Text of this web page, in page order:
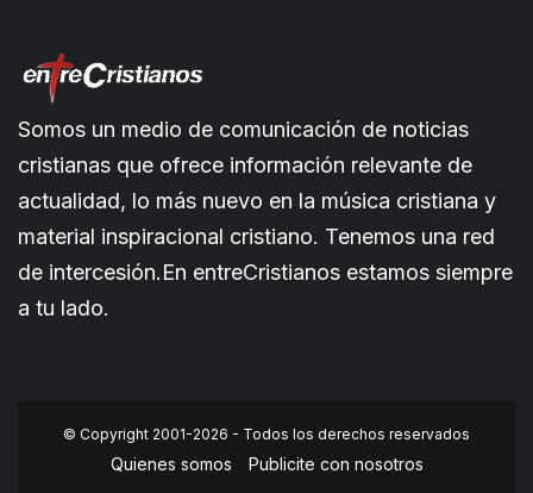
Somos un medio de comunicación de noticias
cristianas que ofrece información relevante de
actualidad, lo más nuevo en la música cristiana y
material inspiracional cristiano. Tenemos una red
de intercesión.En entreCristianos estamos siempre
a tu lado.
© Copyright 2001-2026 - Todos los derechos reservados
Quienes somos
Publicite con nosotros